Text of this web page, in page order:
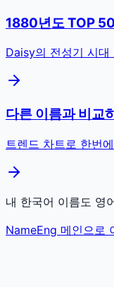
1880년도 TOP
Daisy의 전성기 시대
다른 이름과 비교
트렌드 차트로 한번
내 한국어 이름도 영
NameEng 메인으로